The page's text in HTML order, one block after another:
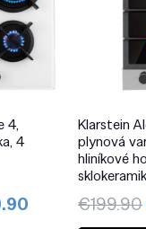
4,
4
Aktuálna
Klarstein
plynová
hliníkové
€199.90